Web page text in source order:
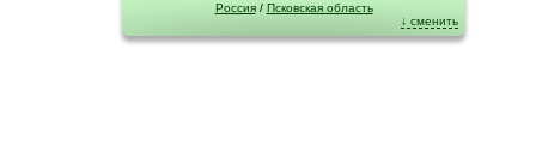
Россия/ Псковская область
↓ сменить